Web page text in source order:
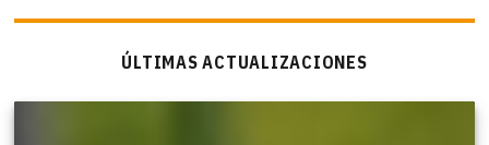
ÚLTIMAS ACTUALIZACIONES